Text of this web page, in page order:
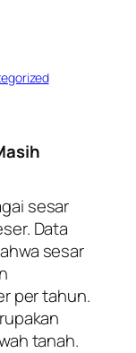
sesar
Data
sesar
per tahun.
tanah.